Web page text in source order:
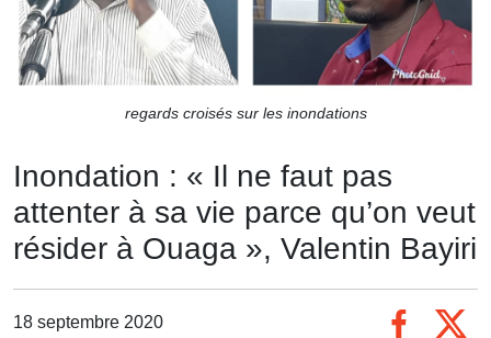
regards croisés sur les inondations
Inondation : « Il ne faut pas
attenter à sa vie parce qu’on veut
résider à Ouaga », Valentin Bayiri
18 septembre 2020